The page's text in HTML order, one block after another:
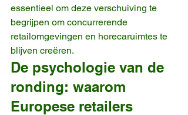
essentieel om deze verschuiving te
begrijpen om concurrerende
retailomgevingen en horecaruimtes te
blijven creëren.
De psychologie van de
ronding: waarom
Europese retailers